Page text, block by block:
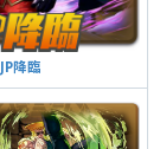
JP降臨